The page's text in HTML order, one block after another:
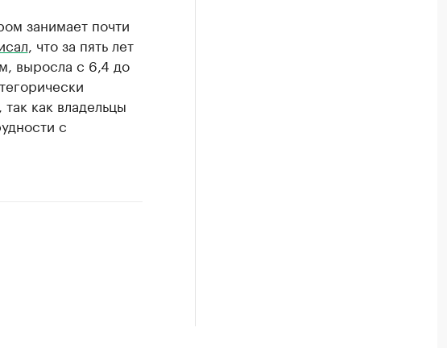
занимает почти
, что за пять лет
выросла с 6,4 до
как владельцы
с